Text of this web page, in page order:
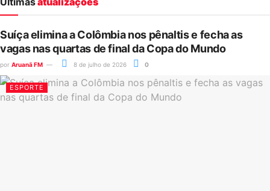
Suíça elimina a Colômbia nos pênaltis e fecha as
vagas nas quartas de final da Copa do Mundo
por Aruanã FM 8 de julho de 2026 0
ESPORTE